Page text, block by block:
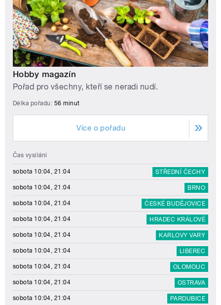
Hobby magazín
Pořad pro všechny, kteří se neradi nudí.
Délka pořadu: 56 minut
Více o pořadu
Čas vysílání
sobota 10:04, 21:04 STŘEDNÍ ČECHY
sobota 10:04, 21:04 BRNO
sobota 10:04, 21:04 ČESKÉ BUDĚJOVICE
sobota 10:04, 21:04 HRADEC KRÁLOVÉ
sobota 10:04, 21:04 KARLOVY VARY
sobota 10:04, 21:04 LIBEREC
sobota 10:04, 21:04 OLOMOUC
sobota 10:04, 21:04 OSTRAVA
sobota 10:04, 21:04 PARDUBICE